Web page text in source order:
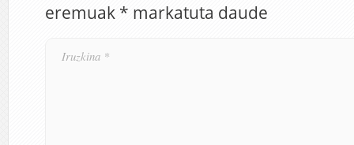
eremuak * markatuta daude